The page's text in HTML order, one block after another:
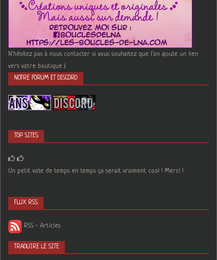
N'hésitez pas à nous contacter si vous souhaitez que l'on ajoute un lien
vers votre boutique :)
NOTRE FORUM ET DISCORD
TOP SITES
Un petit vote de temps en temps ça serait vraiment cool ! Merci !
FLUX RSS
RSS - Articles
TRADUIRE LE SITE